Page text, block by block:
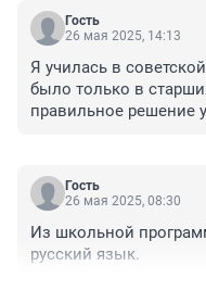
Гость
26 мая 2025, 14:13
Я училась в
было только в
правильное решение
Гость
26 мая 2025, 08:30
Из школьной
русский язык.